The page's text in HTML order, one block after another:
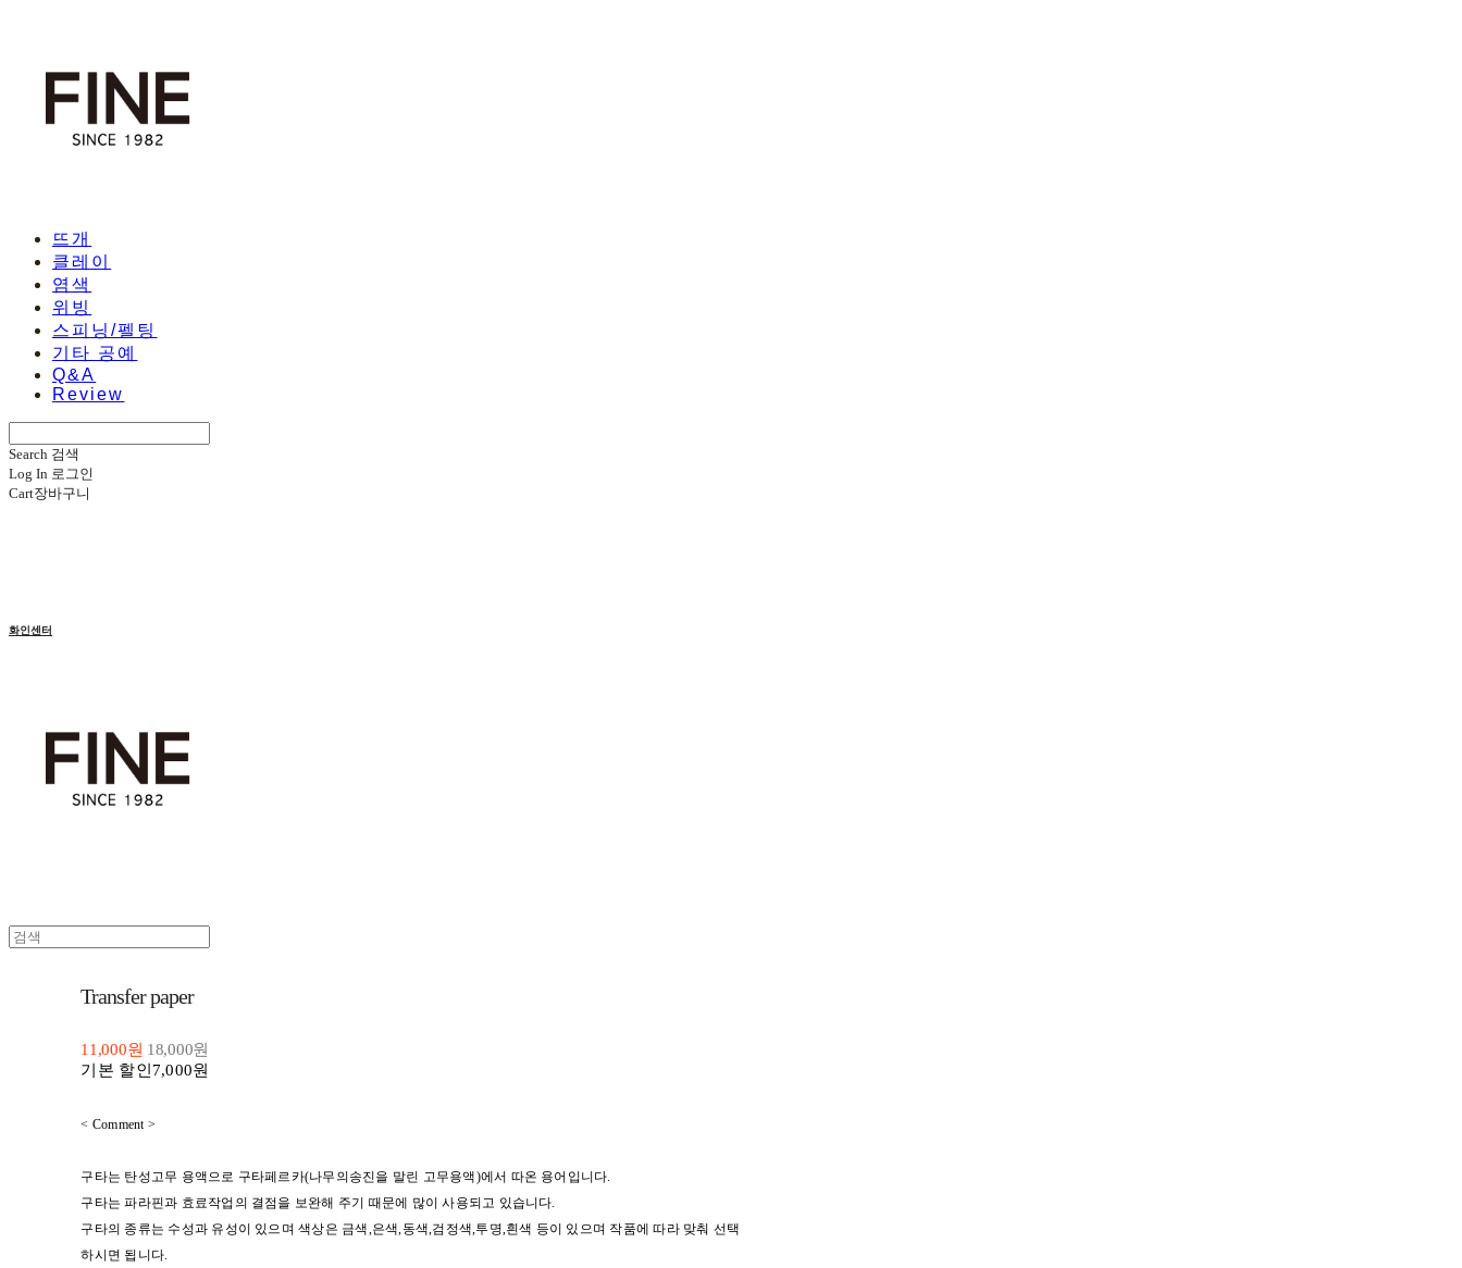
뜨개
클레이
염색
위빙
스피닝/펠팅
기타 공예
Q&A
Review
Search 검색
Log In 로그인
Cart장바구니
화인센터
Transfer paper
11,000원 18,000원
기본 할인7,000원
< Comment >
구타는 탄성고무 용액으로 구타페르카(나무의송진을 말린 고무용액)에서 따온 용어입니다.
구타는 파라핀과 효료작업의 결점을 보완해 주기 때문에 많이 사용되고 있습니다.
구타의 종류는 수성과 유성이 있으며 색상은 금색,은색,동색,검정색,투명,흰색 등이 있으며 작품에 따라 맞춰 선택
하시면 됩니다.